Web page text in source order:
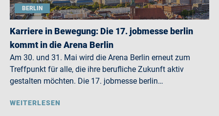
BERLIN
Karriere in Bewegung: Die 17. jobmesse berlin
kommt in die Arena Berlin
Am 30. und 31. Mai wird die Arena Berlin erneut zum
Treffpunkt für alle, die ihre berufliche Zukunft aktiv
gestalten möchten. Die 17. jobmesse berlin…
WEITERLESEN